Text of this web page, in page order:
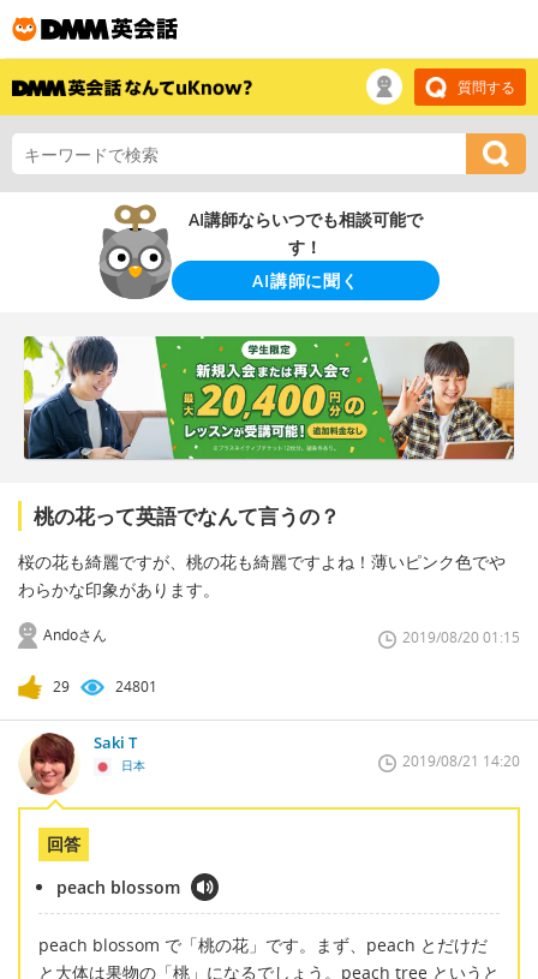
質問する
AI講師ならいつでも相談可能で
す！
AI講師に聞く
桃の花って英語でなんて言うの？
桜の花も綺麗ですが、桃の花も綺麗ですよね！薄いピンク色でや
わらかな印象があります。
Andoさん 2019/08/20 01:15
29 24801
Saki T
日本 2019/08/21 14:20
回答
peach blossom
peach blossom で「桃の花」です。まず、peach とだけだ
と大体は果物の「桃」になるでしょう。peach tree というと